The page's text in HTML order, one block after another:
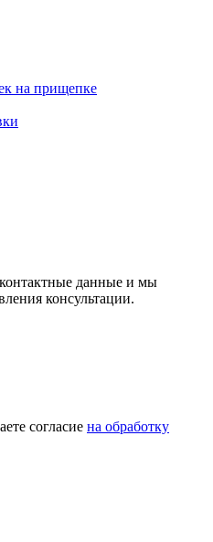
на прищепке
данные и мы
консультации.
согласие на обработку